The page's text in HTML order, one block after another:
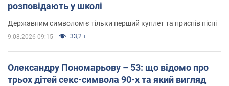
розповідають у школі
Державним символом є тільки перший куплет та приспів пісні
9.08.2026 09:15 33,2 т.
Олександру Пономарьову – 53: що відомо про
трьох дітей секс-символа 90-х та який вигляд